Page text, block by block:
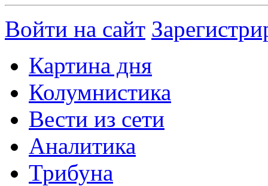
Войти на сайт
Картина дня
Колумнистика
Вести из сети
Аналитика
Трибуна